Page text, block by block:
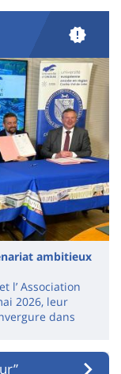
ambitieux
l’ Association
2026, leur
dans